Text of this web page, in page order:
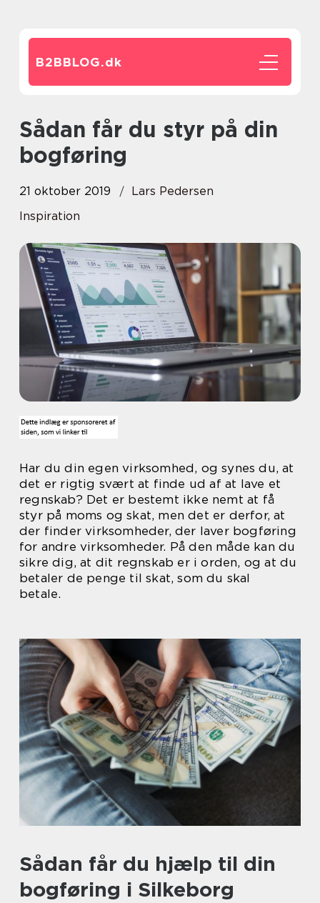
B2BBLOG.dk
Sådan får du styr på din
bogføring
21 oktober 2019
Lars Pedersen
Inspiration
Har du din egen virksomhed, og synes du, at
det er rigtig svært at finde ud af at lave et
regnskab? Det er bestemt ikke nemt at få
styr på moms og skat, men det er derfor, at
der finder virksomheder, der laver bogføring
for andre virksomheder. På den måde kan du
sikre dig, at dit regnskab er i orden, og at du
betaler de penge til skat, som du skal
betale.
Sådan får du hjælp til din
bogføring i Silkeborg